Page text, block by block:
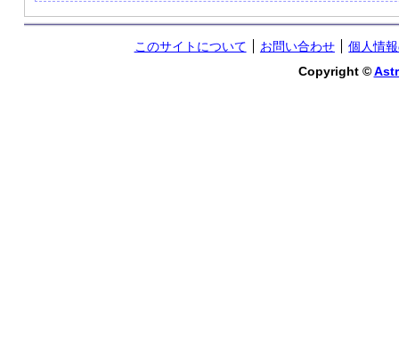
このサイトについて お問い合わせ
個人情
Copyright ©